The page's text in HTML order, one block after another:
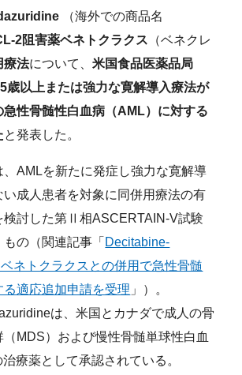
（海外での商品名
2阻害薬ベネトクラクス （ベネクレ
療法について、米国食品医薬品局
歳以上または強力な寛解導入療法が
急性骨髄性白血病（AML）に対する
と発表した。
AMLを新たに発症し強力な寛解導
い成人患者を対象に同併用療法の有
検討した第Ⅱ相ASCERTAIN-V試験
の（関連記事「 Decitabine-
ネトクラクスとの併用で急性骨髄
適応追加申請を受理 」）。
は、米国とカナダで成人の骨
MDS）および慢性骨髄単球性白血
療薬として承認されている。